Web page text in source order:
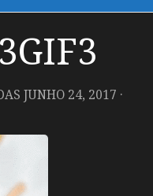
JUNHO 24, 2017 ·